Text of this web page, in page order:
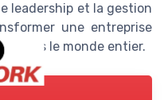
leadership et la gestion
une entreprise
dans le monde entier.